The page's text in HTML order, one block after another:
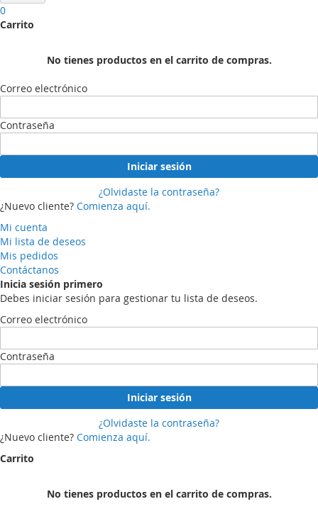
0
Carrito
No tienes productos en el carrito de compras.
Correo electrónico
Contraseña
Iniciar sesión
¿Olvidaste la contraseña?
¿Nuevo cliente? Comienza aquí.
Mi cuenta
Mi lista de deseos
Mis pedidos
Contáctanos
Inicia sesión primero
Debes iniciar sesión para gestionar tu lista de deseos.
Correo electrónico
Contraseña
Iniciar sesión
¿Olvidaste la contraseña?
¿Nuevo cliente? Comienza aquí.
Carrito
No tienes productos en el carrito de compras.